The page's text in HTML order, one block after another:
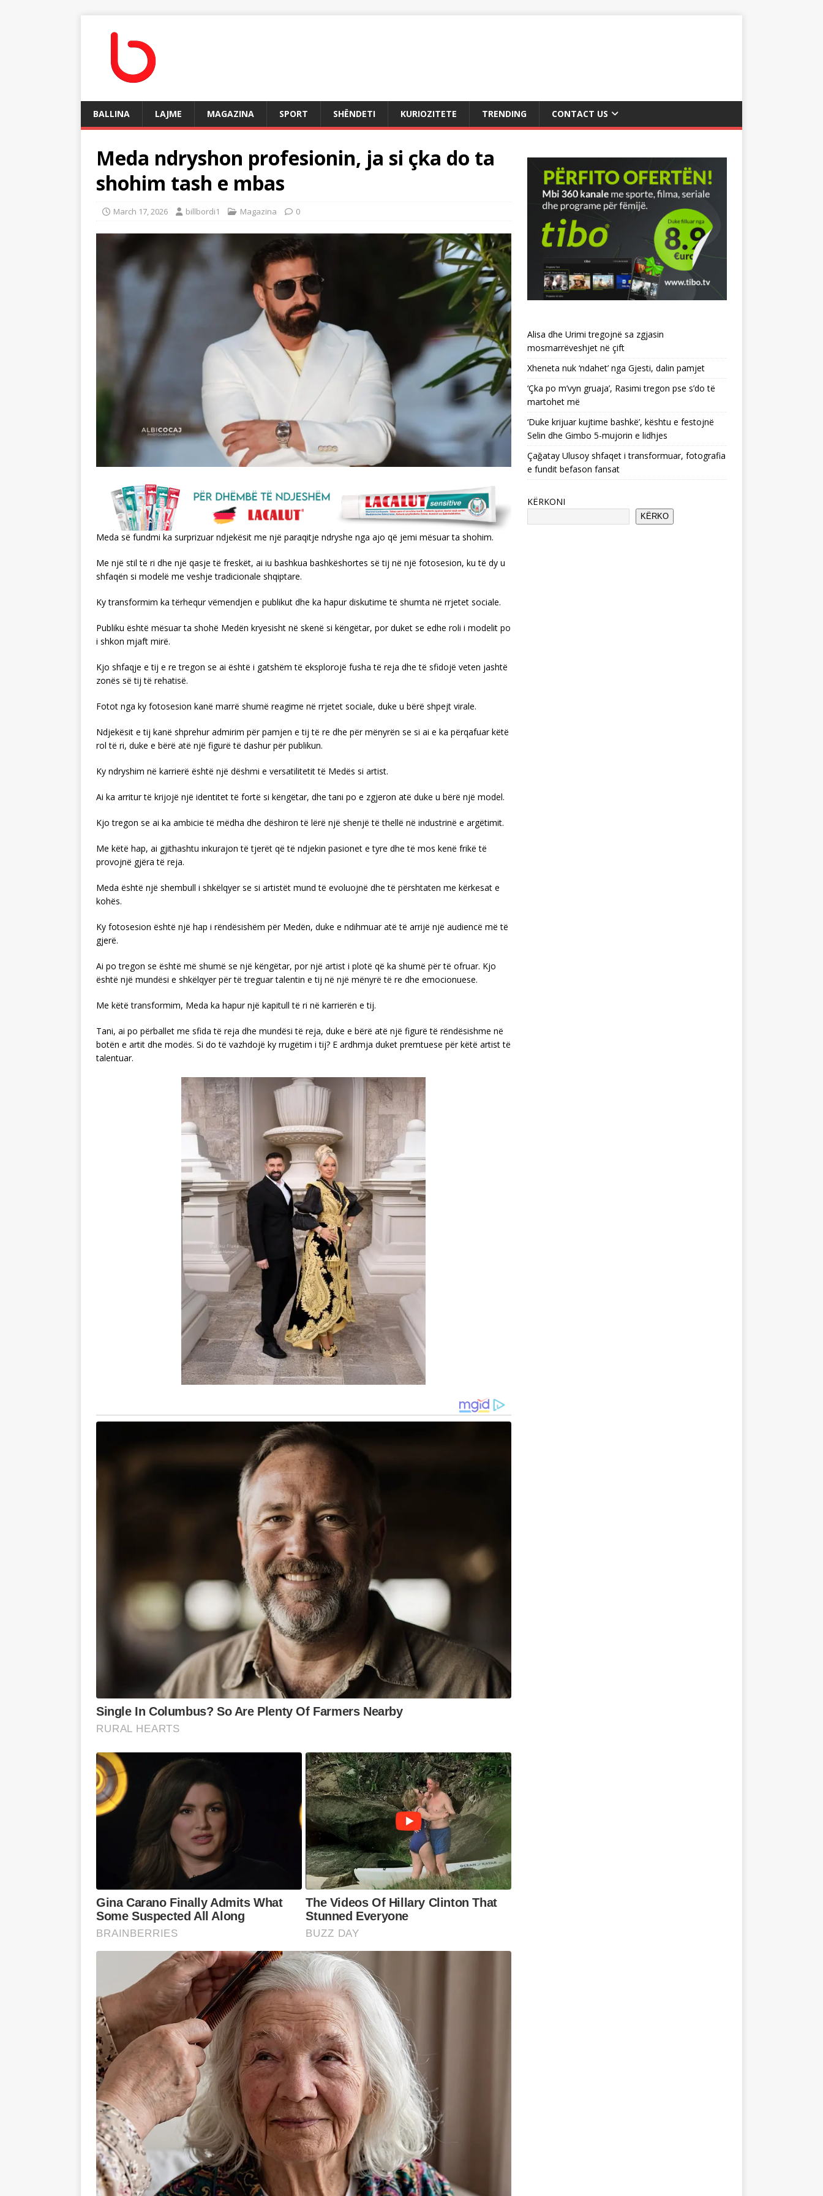
BALLINA LAJME MAGAZINA SPORT SHËNDETI KURIOZITETE TRENDING CONTACT US
Meda ndryshon profesionin, ja si çka do ta
shohim tash e mbas
March 17, 2026 billbordi1 Magazina 0
Meda së fundmi ka surprizuar ndjekësit me një paraqitje ndryshe nga ajo që jemi mësuar ta shohim.
Me një stil të ri dhe një qasje të freskët, ai iu bashkua bashkëshortes së tij në një fotosesion, ku të dy u
shfaqën si modelë me veshje tradicionale shqiptare.
Ky transformim ka tërhequr vëmendjen e publikut dhe ka hapur diskutime të shumta në rrjetet sociale.
Publiku është mësuar ta shohë Medën kryesisht në skenë si këngëtar, por duket se edhe roli i modelit po
i shkon mjaft mirë.
Kjo shfaqje e tij e re tregon se ai është i gatshëm të eksplorojë fusha të reja dhe të sfidojë veten jashtë
zonës së tij të rehatisë.
Fotot nga ky fotosesion kanë marrë shumë reagime në rrjetet sociale, duke u bërë shpejt virale.
Ndjekësit e tij kanë shprehur admirim për pamjen e tij të re dhe për mënyrën se si ai e ka përqafuar këtë
rol të ri, duke e bërë atë një figurë të dashur për publikun.
Ky ndryshim në karrierë është një dëshmi e versatilitetit të Medës si artist.
Ai ka arritur të krijojë një identitet të fortë si këngëtar, dhe tani po e zgjeron atë duke u bërë një model.
Kjo tregon se ai ka ambicie të mëdha dhe dëshiron të lërë një shenjë të thellë në industrinë e argëtimit.
Me këtë hap, ai gjithashtu inkurajon të tjerët që të ndjekin pasionet e tyre dhe të mos kenë frikë të
provojnë gjëra të reja.
Meda është një shembull i shkëlqyer se si artistët mund të evoluojnë dhe të përshtaten me kërkesat e
kohës.
Ky fotosesion është një hap i rëndësishëm për Medën, duke e ndihmuar atë të arrijë një audiencë më të
gjerë.
Ai po tregon se është më shumë se një këngëtar, por një artist i plotë që ka shumë për të ofruar. Kjo
është një mundësi e shkëlqyer për të treguar talentin e tij në një mënyrë të re dhe emocionuese.
Me këtë transformim, Meda ka hapur një kapitull të ri në karrierën e tij.
Tani, ai po përballet me sfida të reja dhe mundësi të reja, duke e bërë atë një figurë të rëndësishme në
botën e artit dhe modës. Si do të vazhdojë ky rrugëtim i tij? E ardhmja duket premtuese për këtë artist të
talentuar.
Alisa dhe Urimi tregojnë sa zgjasin
mosmarrëveshjet në çift
Xheneta nuk ‘ndahet’ nga Gjesti, dalin pamjet
‘Çka po m’vyn gruaja’, Rasimi tregon pse s’do të
martohet më
‘Duke krijuar kujtime bashkë’, kështu e festojnë
Selin dhe Gimbo 5-mujorin e lidhjes
Çağatay Ulusoy shfaqet i transformuar, fotografia
e fundit befason fansat
KËRKONI
KËRKO